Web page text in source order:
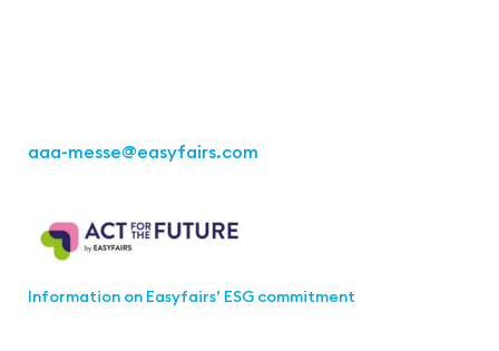
aaa-messe@easyfairs.com
Information on Easyfairs’ ESG commitment